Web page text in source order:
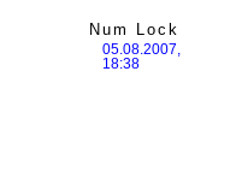
Num Lock
05.08.2007,
18:38